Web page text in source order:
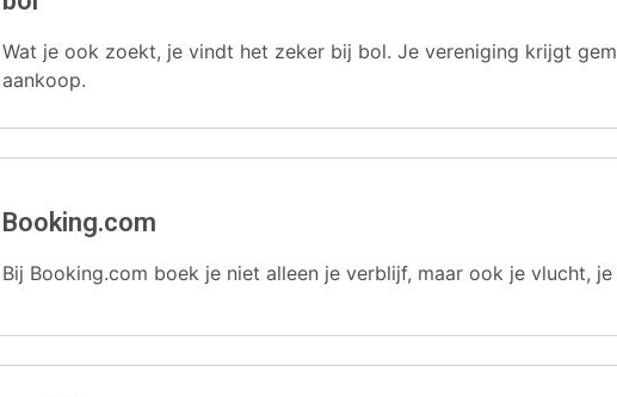
Wat je ook zoekt, je vindt het zeker bij bol. Je vereniging krijgt
aankoop.
Booking.com
Bij Booking.com boek je niet alleen je verblijf, maar ook je vlucht,